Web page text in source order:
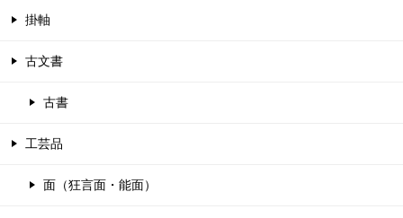
掛軸
古文書
古書
工芸品
面（狂言面・能面）